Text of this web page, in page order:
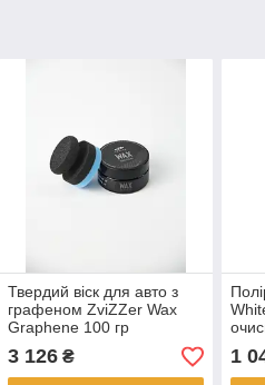
Твердий віск для авто з
графеном ZviZZer Wax
Graphene 100 гр
3 126₴ 1